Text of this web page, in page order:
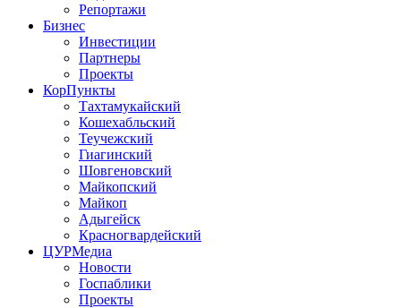
Репортажи
Бизнес
Инвестиции
Партнеры
Проекты
КорПункты
Тахтамукайский
Кошехабльский
Теучежский
Гиагинский
Шовгеновский
Майкопский
Майкоп
Адыгейск
Красногвардейский
ЦУРМедиа
Новости
Госпаблики
Проекты